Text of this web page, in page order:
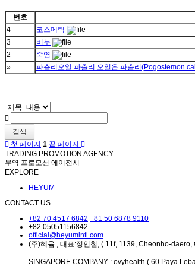
번호
4
코스메틱
3
비누
2
죽염
»
파춀리오일 파출리 오일은 파출리(Pogostemon
검색
첫 페이지 1 끝 페이지
TRADING PROMOTION AGENCY
무역 프로모션 에이전시
EXPLORE
HEYUM
CONTACT US
+82 70 4517 6842 +81 50 6878 9110
+82 05051156842
official@heyumintl.com
(주)혜윰 , 대표:정인철, ( 11f, 1139, Cheonho-
SINGAPORE COMPANY : ovyhealth ( 60 Paya